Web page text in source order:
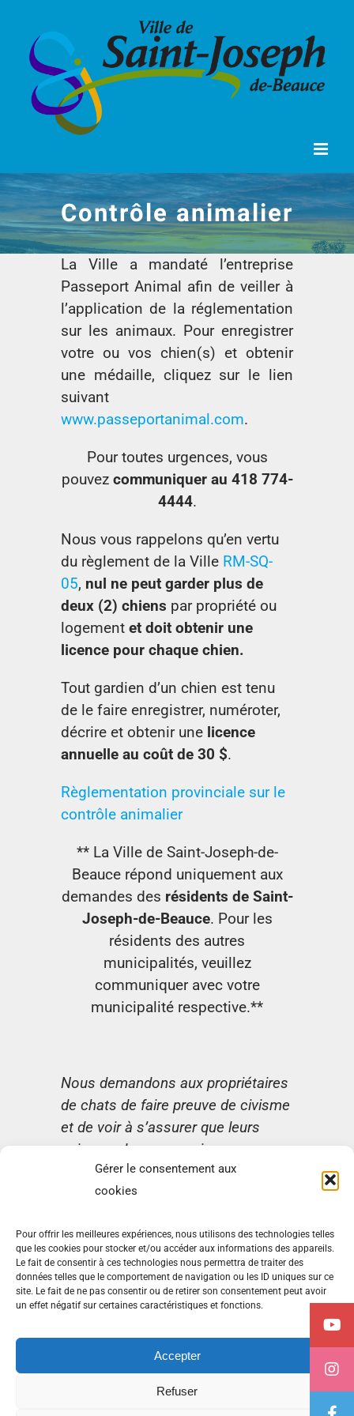
Gérer le consentement aux
cookies
Pour offrir les meilleures expériences, nous utilisons des technologies telles
que les cookies pour stocker et/ou accéder aux informations des appareils.
Le fait de consentir à ces technologies nous permettra de traiter des
données telles que le comportement de navigation ou les ID uniques sur ce
site. Le fait de ne pas consentir ou de retirer son consentement peut avoir
un effet négatif sur certaines caractéristiques et fonctions.
Accepter
Refuser
contenu
Contrôle animalier
La Ville a mandaté l’entreprise
Passeport Animal afin de veiller à
l’application de la réglementation
sur les animaux. Pour enregistrer
votre ou vos chien(s) et obtenir
une médaille, cliquez sur le lien
suivant
www.passeportanimal.com.
Pour toutes urgences, vous
pouvez communiquer au 418 774-
4444.
Nous vous rappelons qu’en vertu
du règlement de la Ville RM-SQ-
05, nul ne peut garder plus de
deux (2) chiens par propriété ou
logementet doit obtenir une
licence pour chaque chien.
Tout gardien d’un chien est tenu
de le faire enregistrer, numéroter,
décrire et obtenir une licence
annuelle au coût de 30 $.
Règlementation provinciale sur le
contrôle animalier
** La Ville de Saint-Joseph-de-
Beauce répond uniquement aux
demandes des résidents de Saint-
Joseph-de-Beauce. Pour les
résidents des autres
municipalités, veuillez
communiquer avec votre
municipalité respective.**
Nous demandons aux propriétaires
de chats de faire preuve de civisme
et de voir à s’assurer que leurs
animaux de compagnie
n’importunent pas le voisinage.
Avis relatif à la protection des renseignements personnels